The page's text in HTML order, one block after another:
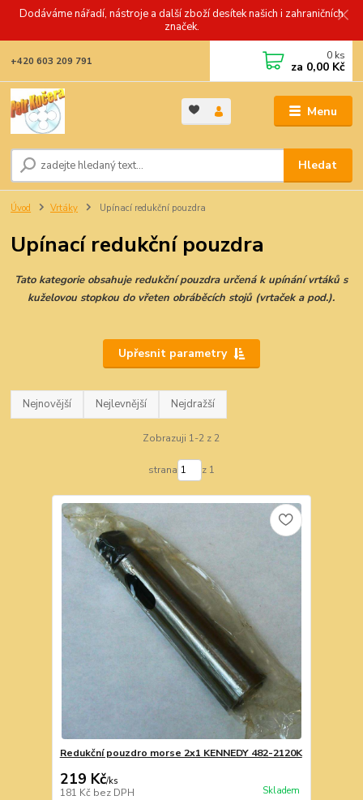
Dodáváme nářadí, nástroje a další zboží desítek našich i zahraničních
značek.
Menu
Hledat
+420 603 209 791 0 ks
za 0,00 Kč
Úvod Vrtáky Upínací redukční pouzdra
Upínací redukční pouzdra
Tato kategorie obsahuje redukční pouzdra určená k upínání vrtáků s
kuželovou stopkou do vřeten obráběcích stojů (vrtaček a pod.).
Upřesnit parametry
Nejnovější Nejlevnější Nejdražší
Zobrazuji 1-2 z 2
strana z 1
Redukční pouzdro morse 2x1 KENNEDY 482-2120K
219 Kč/ks
181 Kč bez DPH Skladem